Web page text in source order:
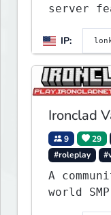
server
free
weekly
friendly
survival
IP:
Ironclad
9 29
#roleplay
A
world
Large